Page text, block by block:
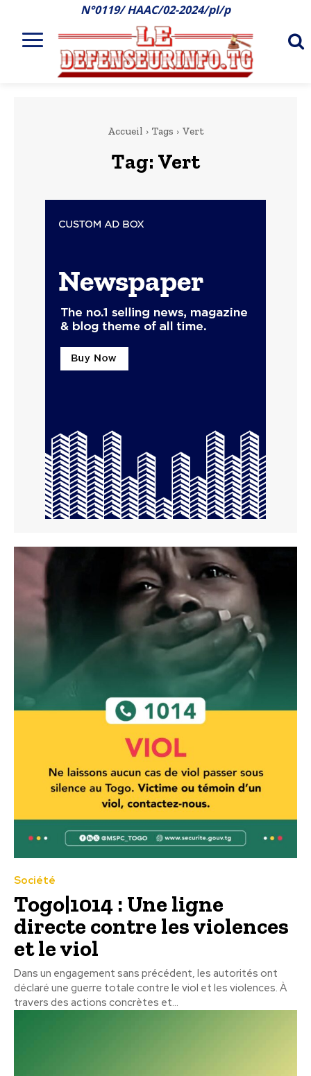
N°0119/ HAAC/02-2024/pl/p
Accueil Tags Vert
Tag: Vert
Société
Togo|1014 : Une ligne
directe contre les violences
et le viol
Dans un engagement sans précédent, les autorités ont
déclaré une guerre totale contre le viol et les violences. À
travers des actions concrètes et...